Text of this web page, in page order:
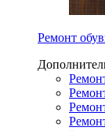
Ремонт